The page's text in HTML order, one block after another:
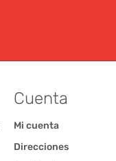
Cuenta
Mi cuenta
Direcciones